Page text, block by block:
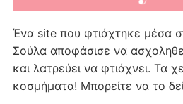
Ένα site που φτιάχτηκε μέσα
Σούλα αποφάσισε να
και λατρεύει να φτιάχνει. Τα
κοσμήματα! Μπορείτε να το